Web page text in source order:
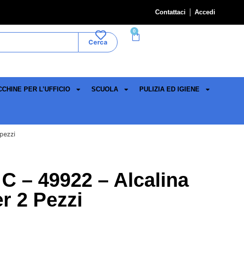
Contattaci Accedi
Cerca
0
PER L’UFFICIO SCUOLA PULIZIA ED IGIENE
– 49922 – Alcalina
2 Pezzi